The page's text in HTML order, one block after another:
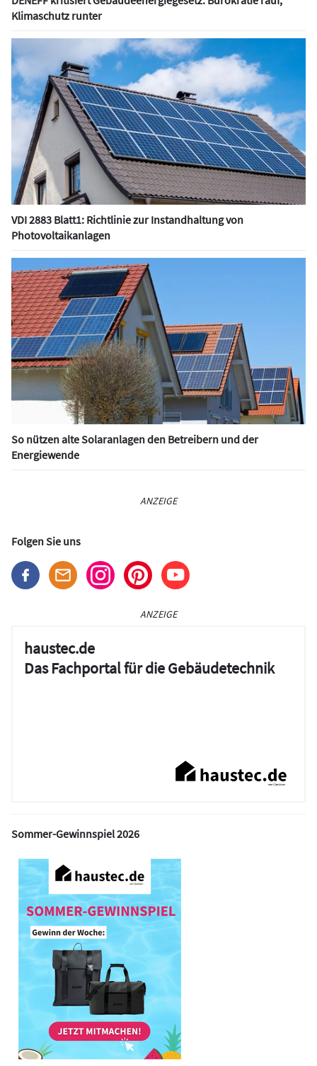
Klimaschutz runter
VDI 2883 Blatt1: Richtlinie zur Instandhaltung von
Photovoltaikanlagen
So nützen alte Solaranlagen den Betreibern und der
Energiewende
ANZEIGE
Folgen Sie uns
ANZEIGE
haustec.de
Das Fachportal für die Gebäudetechnik
Sommer-Gewinnspiel 2026